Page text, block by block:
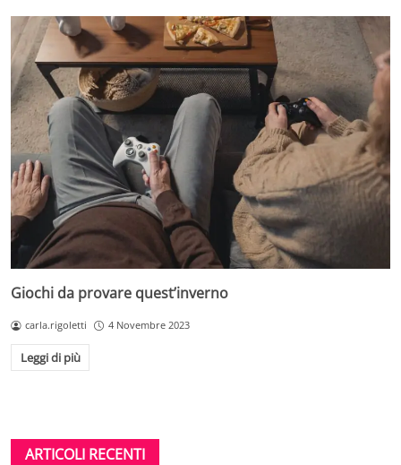
Giochi da provare quest’inverno
carla.rigoletti 4 Novembre 2023
Leggi di più
ARTICOLI RECENTI